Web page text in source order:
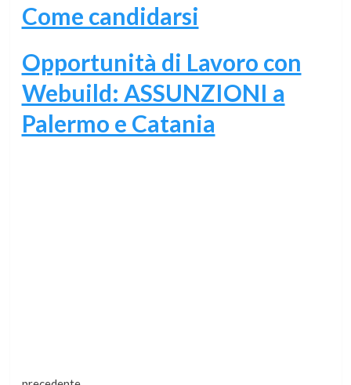
Come candidarsi
Opportunità di Lavoro con
Webuild: ASSUNZIONI a
Palermo e Catania